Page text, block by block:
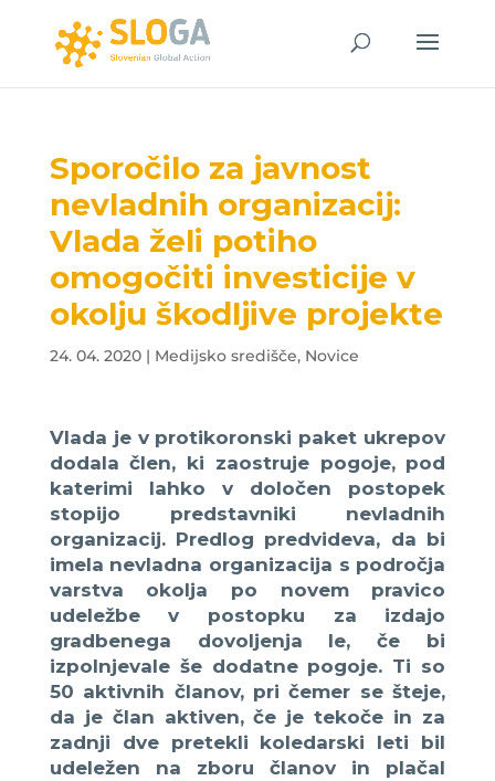
Sporočilo za javnost
nevladnih organizacij:
Vlada želi potiho
omogočiti investicije v
okolju škodljive projekte
24. 04. 2020| Medijsko središče, Novice
Vlada je v protikoronski paket ukrepov
dodala člen, ki zaostruje pogoje, pod
katerimi lahko v določen postopek
stopijo predstavniki nevladnih
organizacij. Predlog predvideva, da bi
imela nevladna organizacija s področja
varstva okolja po novem pravico
udeležbe v postopku za izdajo
gradbenega dovoljenja le, če bi
izpolnjevale še dodatne pogoje. Ti so
50 aktivnih članov, pri čemer se šteje,
da je član aktiven, če je tekoče in za
zadnji dve pretekli koledarski leti bil
udeležen na zboru članov in plačal